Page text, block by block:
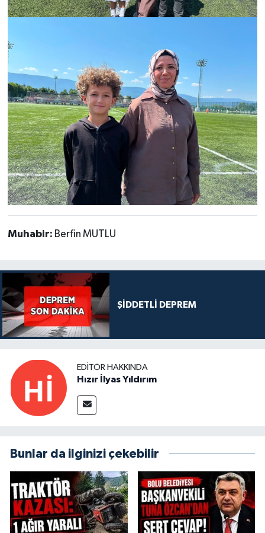
Muhabir: Berfin MUTLU
ŞİDDETLİ DEPREM
EDITÖR HAKKINDA
Hızır İlyas Yıldırım
Bunlar da ilginizi çekebilir